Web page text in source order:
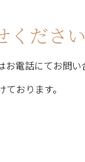
ください
電話にてお問い
おります。